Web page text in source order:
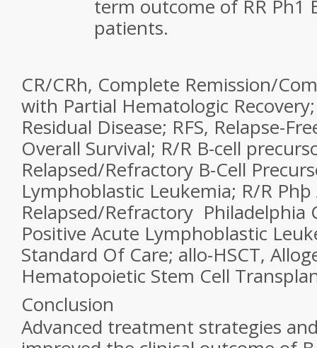
term outcome of RR Ph1
patients.
CR/CRh, Complete Remission/
with Partial Hematologic
Residual Disease; RFS, Relapse-
Overall Survival; R/R B-cell
Relapsed/Refractory B-Cell
Lymphoblastic Leukemia; R/R Phþ
Relapsed/Refractory Philadelphia
Positive Acute Lymphoblastic
Standard Of Care; allo-HSCT,
Hematopoietic Stem Cell
Conclusion
Advanced treatment strategies